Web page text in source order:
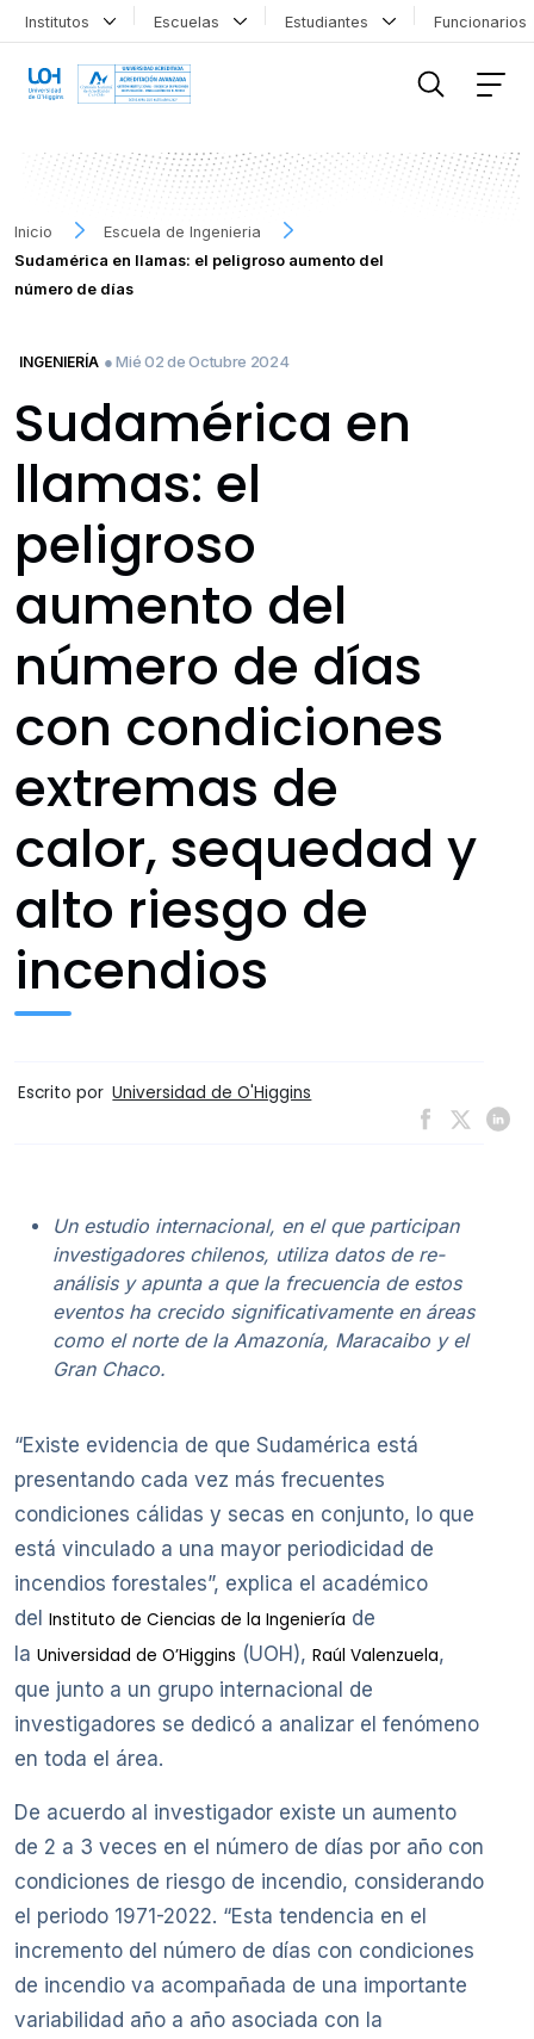
Institutos Escuelas Estudiantes
Inicio
Escuela de Ingenieria
Sudamérica en llamas: el peligroso aumento del
número de días
INGENIERÍA ● Mié 02 de Octubre 2024
Sudamérica en
llamas: el
peligroso
aumento del
número de días
con condiciones
extremas de
calor, sequedad y
alto riesgo de
incendios
Escrito por Universidad de O'Higgins
Un estudio internacional, en el que participan
investigadores chilenos, utiliza datos de re-
análisis y apunta a que la frecuencia de estos
eventos ha crecido significativamente en áreas
como el norte de la Amazonía, Maracaibo y el
Gran Chaco.
“Existe evidencia de que Sudamérica está
presentando cada vez más frecuentes
condiciones cálidas y secas en conjunto, lo que
está vinculado a una mayor periodicidad de
incendios forestales”, explica el académico
del Instituto de Ciencias de la Ingeniería de
la Universidad de O’Higgins (UOH), Raúl Valenzuela,
que junto a un grupo internacional de
investigadores se dedicó a analizar el fenómeno
en toda el área.
De acuerdo al investigador existe un aumento
de 2 a 3 veces en el número de días por año con
condiciones de riesgo de incendio, considerando
el periodo 1971-2022. “Esta tendencia en el
incremento del número de días con condiciones
de incendio va acompañada de una importante
variabilidad año a año asociada con la